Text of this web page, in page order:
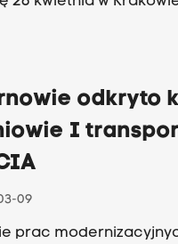
odkryto
I
09
prac